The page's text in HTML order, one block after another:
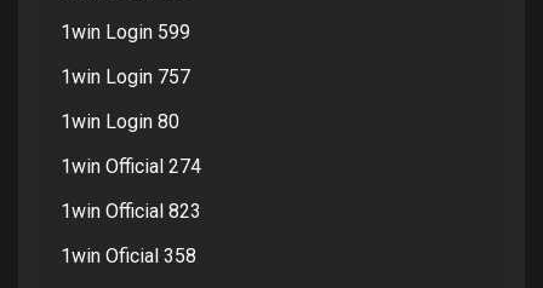
1win Login 599
1win Login 757
1win Login 80
1win Official 274
1win Official 823
1win Oficial 358